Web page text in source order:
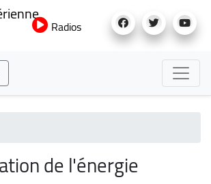
au
Radios
de l'énergie